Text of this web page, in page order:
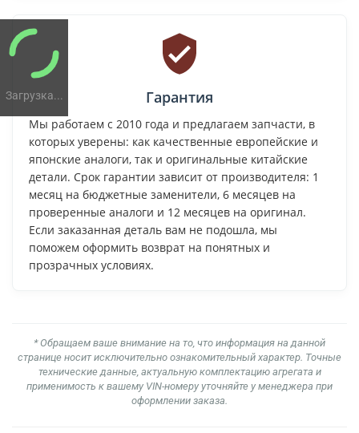
Загрузка... Гарантия
Мы работаем с 2010 года и предлагаем запчасти, в
которых уверены: как качественные европейские и
японские аналоги, так и оригинальные китайские
детали. Срок гарантии зависит от производителя: 1
месяц на бюджетные заменители, 6 месяцев на
проверенные аналоги и 12 месяцев на оригинал.
Если заказанная деталь вам не подошла, мы
поможем оформить возврат на понятных и
прозрачных условиях.
* Обращаем ваше внимание на то, что информация на данной
странице носит исключительно ознакомительный характер. Точные
технические данные, актуальную комплектацию агрегата и
применимость к вашему VIN-номеру уточняйте у менеджера при
оформлении заказа.